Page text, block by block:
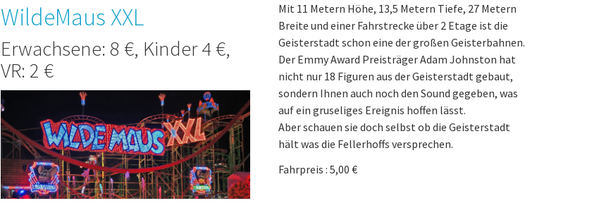
WildeMaus XXL
Erwachsene: 8 €, Kinder 4 €,
VR: 2 €
Mit 11 Metern Höhe, 13,5 Metern Tiefe, 27 Metern
Breite und einer Fahrstrecke über 2 Etage ist die
Geisterstadt schon eine der großen Geisterbahnen.
Der Emmy Award Preisträger Adam Johnston hat
nicht nur 18 Figuren aus der Geisterstadt gebaut,
sondern Ihnen auch noch den Sound gegeben, was
auf ein gruseliges Ereignis hoffen lässt.
Aber schauen sie doch selbst ob die Geisterstadt
hält was die Fellerhoffs versprechen.
Fahrpreis : 5,00 €